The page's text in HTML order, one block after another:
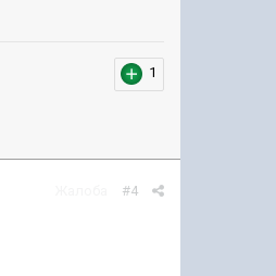
1
#4